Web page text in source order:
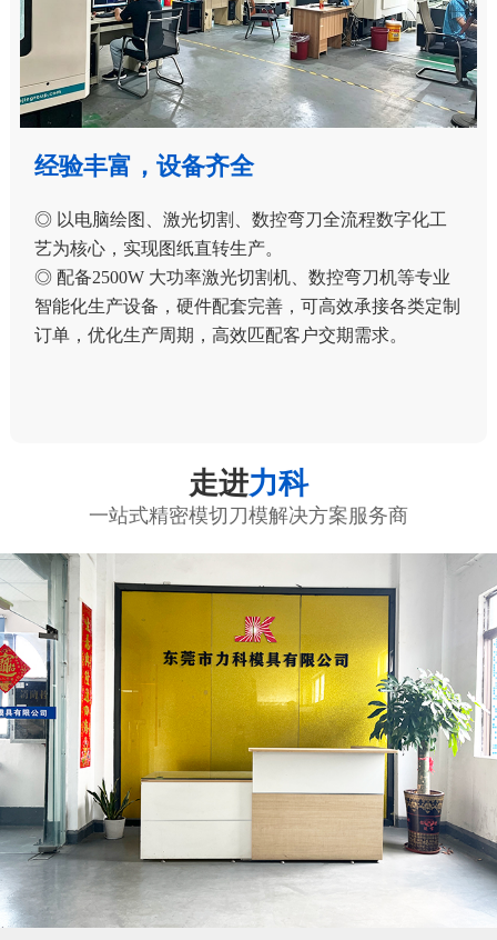
经验丰富，设备齐全
◎ 以电脑绘图、激光切割、数控弯刀全流程数字化工
艺为核心，实现图纸直转生产。
◎ 配备2500W 大功率激光切割机、数控弯刀机等专业
智能化生产设备，硬件配套完善，可高效承接各类定制
订单，优化生产周期，高效匹配客户交期需求。
走进力科
一站式精密模切刀模解决方案服务商